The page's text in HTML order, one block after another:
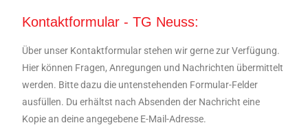
Kontaktformular - TG Neuss:
Über unser Kontaktformular stehen wir gerne zur Verfügung.
Hier können Fragen, Anregungen und Nachrichten übermittelt
werden. Bitte dazu die untenstehenden Formular-Felder
ausfüllen. Du erhältst nach Absenden der Nachricht eine
Kopie an deine angegebene E-Mail-Adresse.